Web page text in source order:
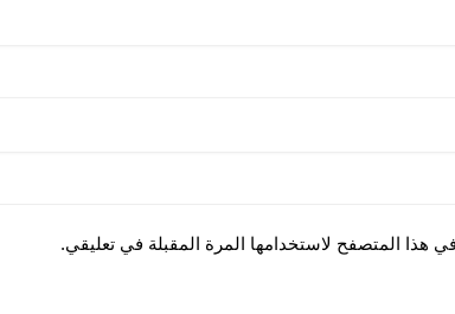
هذا المتصفح لاستخدامها المرة المقبلة في تعليقي.